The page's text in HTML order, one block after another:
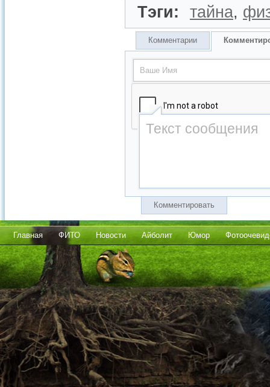
Тэги: тайна,
Комментарии
Комментировать
Главная ФИТО Новости Айболит Юмор